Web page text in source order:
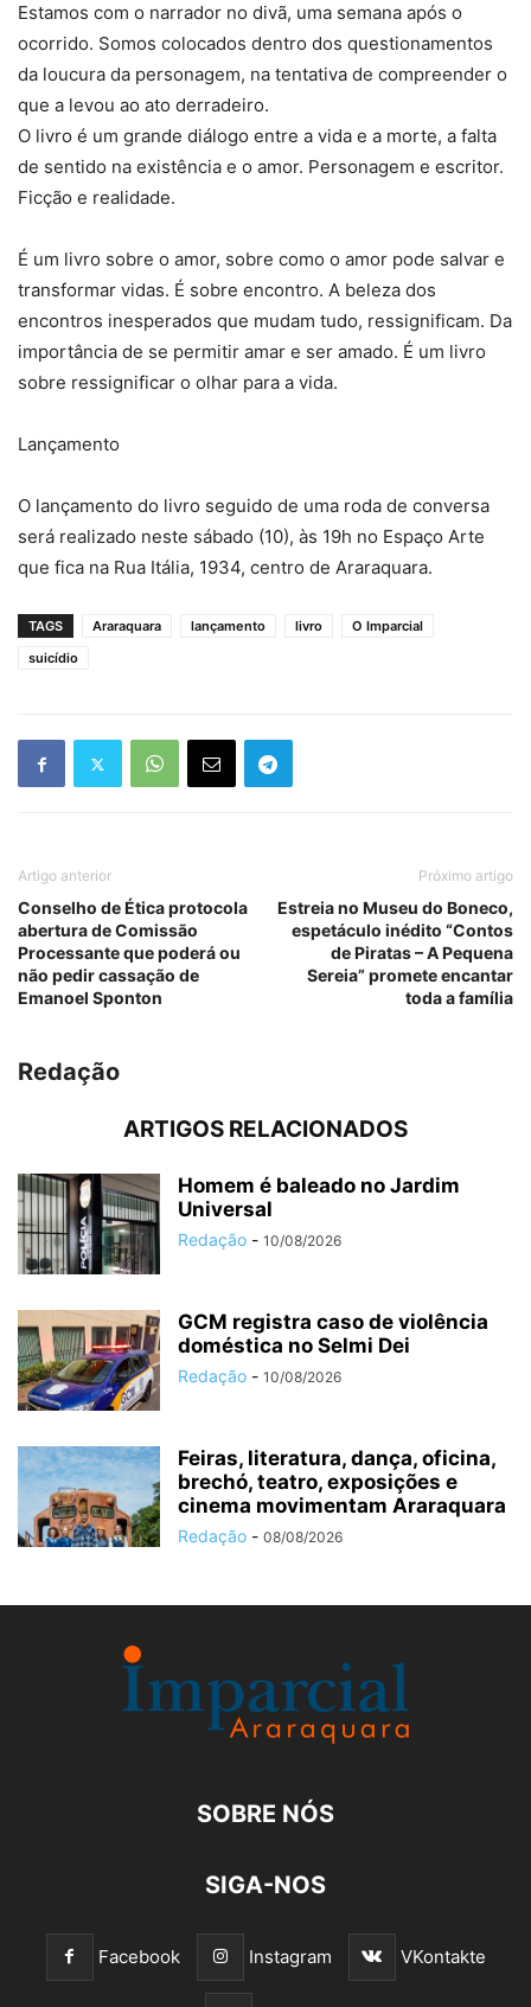
Estamos com o narrador no divã, uma semana após o
ocorrido. Somos colocados dentro dos questionamentos
da loucura da personagem, na tentativa de compreender o
que a levou ao ato derradeiro.
O livro é um grande diálogo entre a vida e a morte, a falta
de sentido na existência e o amor. Personagem e escritor.
Ficção e realidade.
É um livro sobre o amor, sobre como o amor pode salvar e
transformar vidas. É sobre encontro. A beleza dos
encontros inesperados que mudam tudo, ressignificam. Da
importância de se permitir amar e ser amado. É um livro
sobre ressignificar o olhar para a vida.
Lançamento
O lançamento do livro seguido de uma roda de conversa
será realizado neste sábado (10), às 19h no Espaço Arte
que fica na Rua Itália, 1934, centro de Araraquara.
TAGS Araraquara lançamento livro
O Imparcial
suicídio
Artigo anterior
Conselho de Ética protocola
abertura de Comissão
Processante que poderá ou
não pedir cassação de
Emanoel Sponton
Próximo artigo
Estreia no Museu do Boneco,
espetáculo inédito “Contos
de Piratas – A Pequena
Sereia” promete encantar
toda a família
Redação
ARTIGOS RELACIONADOS
Homem é baleado no Jardim
Universal
Redação - 10/08/2026
GCM registra caso de violência
doméstica no Selmi Dei
Redação - 10/08/2026
Feiras, literatura, dança, oficina,
brechó, teatro, exposições e
cinema movimentam Araraquara
Redação - 08/08/2026
SOBRE NÓS
SIGA-NOS
Facebook Instagram VKontakte